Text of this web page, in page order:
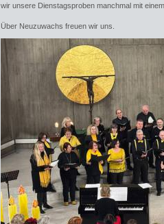
wir unsere Dienstagsproben manchmal mit
Über Neuzuwachs freuen wir uns.